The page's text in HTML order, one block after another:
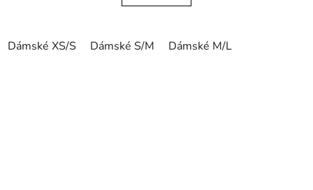
Dámské XS/S Dámské S/M Dámské M/L